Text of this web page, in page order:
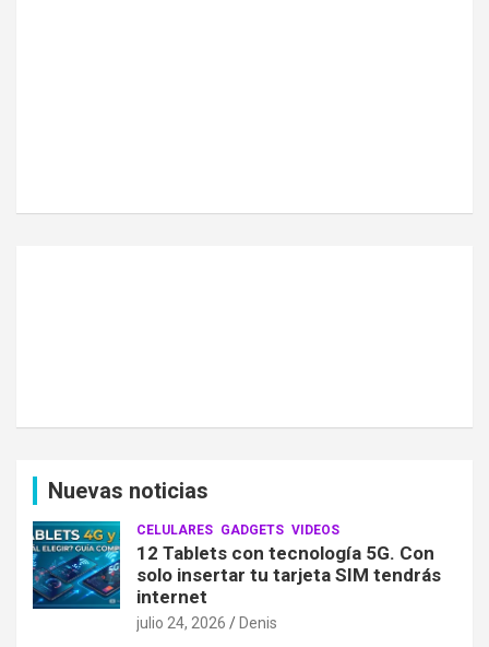
Nuevas noticias
CELULARES GADGETS VIDEOS
12 Tablets con tecnología 5G. Con
solo insertar tu tarjeta SIM tendrás
internet
julio 24, 2026 Denis